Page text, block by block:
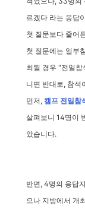
르겠다 라는 응답
첫 질문보다 줄어
첫 질문에는 일부
최될 경우 "전일
니면 반대로, 참석
먼저, 캠프 전일참
살펴보니 14명이
았습니다.
반면, 4명의 응답
으나 지방에서 개